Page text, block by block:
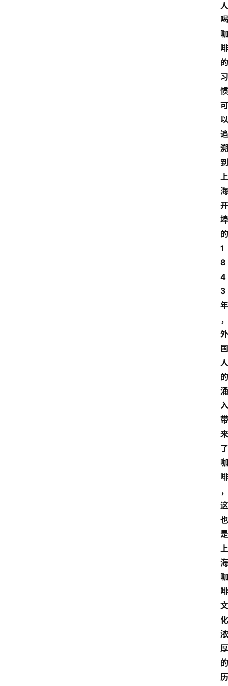
人
喝
咖
啡
的
习
惯
可
以
追
溯
到
上
海
开
埠
的
1
8
4
3
年
，
外
国
人
的
涌
入
带
来
了
咖
啡
，
这
也
是
上
海
咖
啡
文
化
浓
厚
的
历